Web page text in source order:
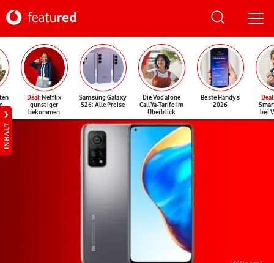
Deal: Netflix
günstiger
bekommen
Samsung Galaxy
S26: Alle Preise
Die Vodafone
CallYa-Tarife im
Überblick
Beste Handys
2026
Deal
bei
INHALT